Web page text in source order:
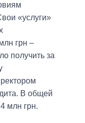
«услуги»
​​грн –
получить за
В общей
млн грн.